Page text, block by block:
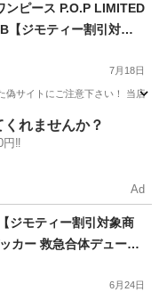
ピース P.O.P LIMITED
【ジモティー割引対象
7月18日
イトにご注意下さい！ 当店の
頭
くれませんか？
円‼️
Ad
モティー割引対象商
カー 救急合体デューク
6月24日